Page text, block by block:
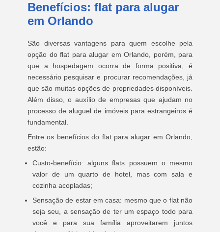
Benefícios: flat para alugar
em Orlando
São diversas vantagens para quem escolhe pela
opção do flat para alugar em Orlando, porém, para
que a hospedagem ocorra de forma positiva, é
necessário pesquisar e procurar recomendações, já
que são muitas opções de propriedades disponíveis.
Além disso, o auxílio de empresas que ajudam no
processo de aluguel de imóveis para estrangeiros é
fundamental.
Entre os benefícios do flat para alugar em Orlando,
estão:
Custo-benefício: alguns flats possuem o mesmo
valor de um quarto de hotel, mas com sala e
cozinha acopladas;
Sensação de estar em casa: mesmo que o flat não
seja seu, a sensação de ter um espaço todo para
você e para sua família aproveitarem juntos